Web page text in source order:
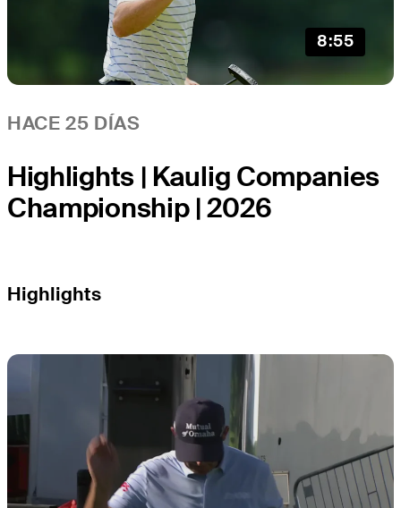
8:55
HACE 25 DÍAS
Highlights | Kaulig Companies
Championship | 2026
Highlights